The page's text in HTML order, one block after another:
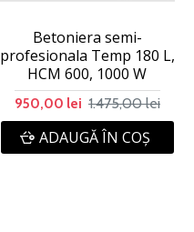
Betoniera semi-
profesionala Temp 180 L,
HCM 600, 1000 W
950,00 lei 1.475,00 lei
ADAUGĂ ÎN COŞ